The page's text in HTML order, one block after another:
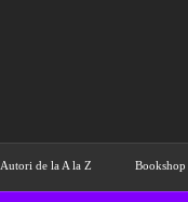
Autori de la A la Z Bookshop